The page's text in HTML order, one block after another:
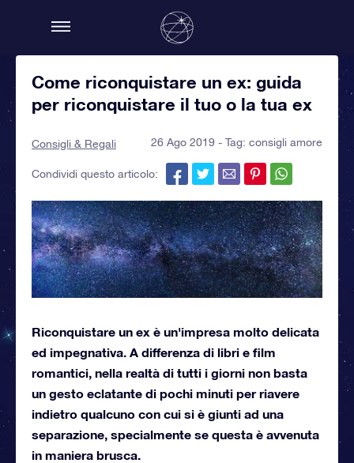
Come riconquistare un ex: guida
per riconquistare il tuo o la tua ex
Consigli & Regali 26 Ago 2019 - Tag: consigli amore
Condividi questo articolo:
Riconquistare un ex è un'impresa molto delicata
ed impegnativa. A differenza di libri e film
romantici, nella realtà di tutti i giorni non basta
un gesto eclatante di pochi minuti per riavere
indietro qualcuno con cui si è giunti ad una
separazione, specialmente se questa è avvenuta
in maniera brusca.